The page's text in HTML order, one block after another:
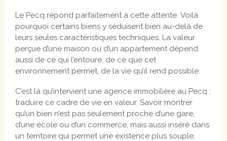
Le Pecq répond parfaitement à cette attente. Voilà
pourquoi certains biens y séduisent bien au-delà de
leurs seules caractéristiques techniques. La valeur
perçue d’une maison ou d’un appartement dépend
aussi de ce qui l’entoure, de ce que cet
environnement permet, de la vie qu’il rend possible.
C’est là qu’intervient une agence immobilière au Pecq :
traduire ce cadre de vie en valeur. Savoir montrer
qu’un bien n’est pas seulement proche d’une gare,
d’une école ou d’un commerce, mais aussi inséré dans
un territoire qui permet une existence plus souple,